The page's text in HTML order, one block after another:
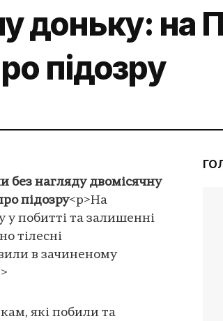
доньку: на
підозру
без нагляду двомісячну
підозру<p>На
у побитті та залишенні
тілесні
в зачиненому
які побили та